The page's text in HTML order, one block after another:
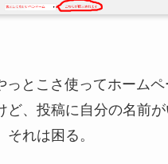
っとこさ使ってホームペ
ど、投稿に自分の名前
れは困る。